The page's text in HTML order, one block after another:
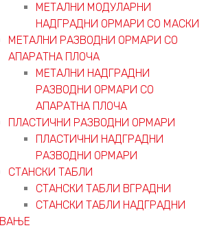
МЕТАЛНИ МОДУЛАРНИ
НАДГРАДНИ ОРМАРИ СО МАСКИ
МЕТАЛНИ РАЗВОДНИ ОРМАРИ СО
АПАРАТНА ПЛОЧА
МЕТАЛНИ НАДГРАДНИ
РАЗВОДНИ ОРМАРИ СО
АПАРАТНА ПЛОЧА
ПЛАСТИЧНИ РАЗВОДНИ ОРМАРИ
ПЛАСТИЧНИ НАДГРАДНИ
РАЗВОДНИ ОРМАРИ
СТАНСКИ ТАБЛИ
СТАНСКИ ТАБЛИ ВГРАДНИ
СТАНСКИ ТАБЛИ НАДГРАДНИ